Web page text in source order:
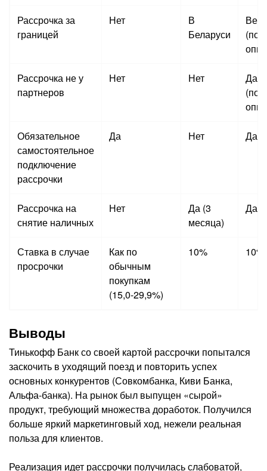
Рассрочка за
границей
Нет
В
Беларуси
Рассрочка не у
партнеров
Нет Нет
Да
Обязательное
самостоятельное
подключение
рассрочки
Да Нет Да
Рассрочка на
снятие наличных
Нет
Да (3
месяца)
Да
Ставка в случае
просрочки
Как по
обычным
покупкам
(15,0-29,9%)
10% 10%
Выводы
Тинькофф Банк со своей картой рассрочки попытался
заскочить в уходящий поезд и повторить успех
основных конкурентов (Совкомбанка, Киви Банка,
Альфа-банка). На рынок был выпущен «сырой»
продукт, требующий множества доработок. Получился
больше яркий маркетинговый ход, нежели реальная
польза для клиентов.
Реализация идет рассрочки получилась слабоватой,